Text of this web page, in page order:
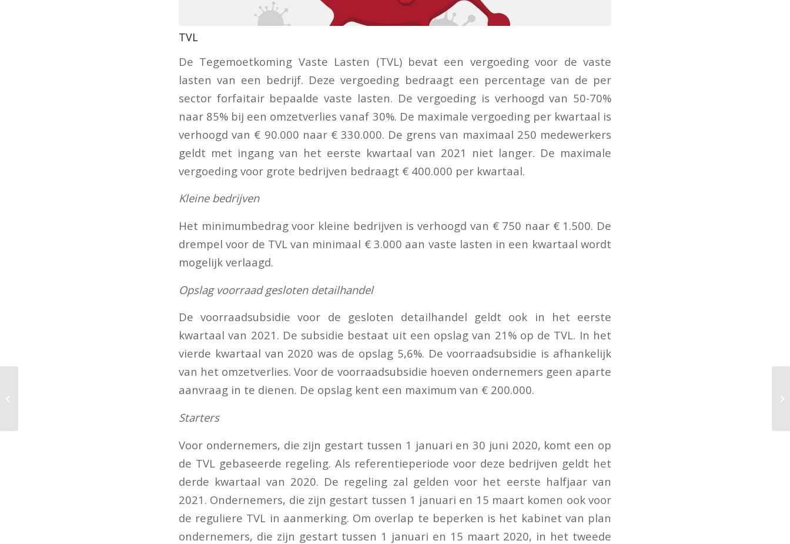
TVL
De Tegemoetkoming Vaste Lasten (TVL) bevat een vergoeding voor de vaste
lasten van een bedrijf. Deze vergoeding bedraagt een percentage van de per
sector forfaitair bepaalde vaste lasten. De vergoeding is verhoogd van 50-70%
naar 85% bij een omzetverlies vanaf 30%. De maximale vergoeding per kwartaal is
verhoogd van € 90.000 naar € 330.000. De grens van maximaal 250 medewerkers
geldt met ingang van het eerste kwartaal van 2021 niet langer. De maximale
vergoeding voor grote bedrijven bedraagt € 400.000 per kwartaal.
Kleine bedrijven
Het minimumbedrag voor kleine bedrijven is verhoogd van € 750 naar € 1.500. De
drempel voor de TVL van minimaal € 3.000 aan vaste lasten in een kwartaal wordt
mogelijk verlaagd.
Opslag voorraad gesloten detailhandel
De voorraadsubsidie voor de gesloten detailhandel geldt ook in het eerste
kwartaal van 2021. De subsidie bestaat uit een opslag van 21% op de TVL. In het
vierde kwartaal van 2020 was de opslag 5,6%. De voorraadsubsidie is afhankelijk
van het omzetverlies. Voor de voorraadsubsidie hoeven ondernemers geen aparte
aanvraag in te dienen. De opslag kent een maximum van € 200.000.
Starters
Voor ondernemers, die zijn gestart tussen 1 januari en 30 juni 2020, komt een op
de TVL gebaseerde regeling. Als referentieperiode voor deze bedrijven geldt het
derde kwartaal van 2020. De regeling zal gelden voor het eerste halfjaar van
2021. Ondernemers, die zijn gestart tussen 1 januari en 15 maart komen ook voor
de reguliere TVL in aanmerking. Om overlap te beperken is het kabinet van plan
ondernemers, die zijn gestart tussen 1 januari en 15 maart 2020, in het tweede